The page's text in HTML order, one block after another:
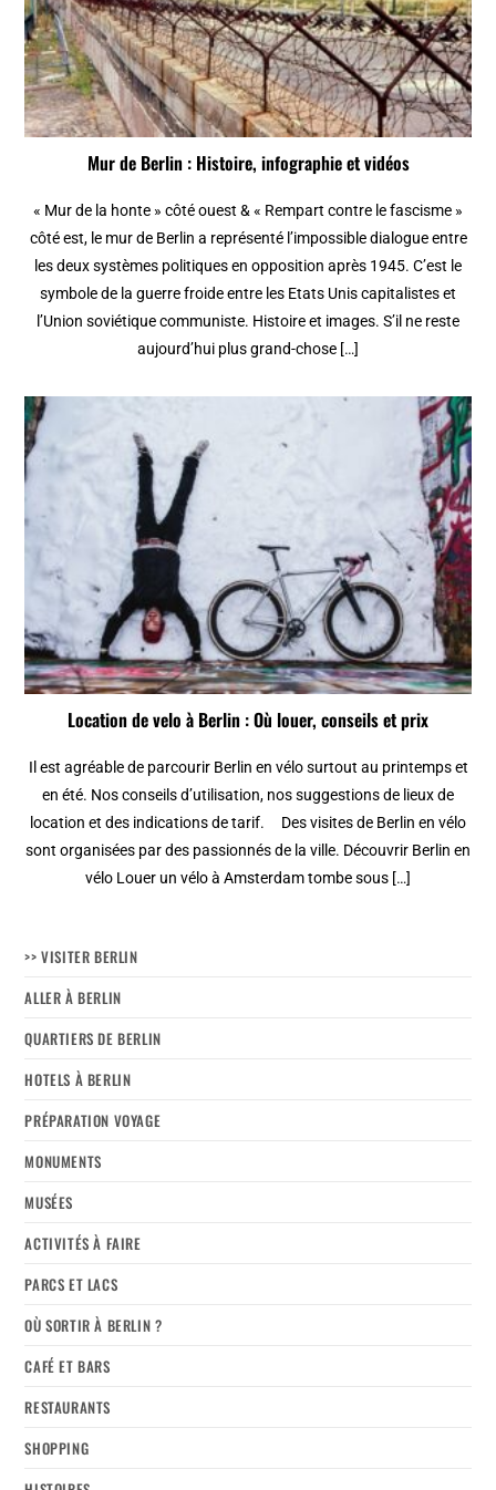
Mur de Berlin : Histoire, infographie et vidéos
« Mur de la honte » côté ouest & « Rempart contre le fascisme »
côté est, le mur de Berlin a représenté l’impossible dialogue entre
les deux systèmes politiques en opposition après 1945. C’est le
symbole de la guerre froide entre les Etats Unis capitalistes et
l’Union soviétique communiste. Histoire et images. S’il ne reste
aujourd’hui plus grand-chose […]
Location de velo à Berlin : Où louer, conseils et prix
Il est agréable de parcourir Berlin en vélo surtout au printemps et
en été. Nos conseils d’utilisation, nos suggestions de lieux de
location et des indications de tarif. Des visites de Berlin en vélo
sont organisées par des passionnés de la ville. Découvrir Berlin en
vélo Louer un vélo à Amsterdam tombe sous […]
>> VISITER BERLIN
ALLER À BERLIN
QUARTIERS DE BERLIN
HOTELS À BERLIN
PRÉPARATION VOYAGE
MONUMENTS
MUSÉES
ACTIVITÉS À FAIRE
PARCS ET LACS
OÙ SORTIR À BERLIN ?
CAFÉ ET BARS
RESTAURANTS
SHOPPING